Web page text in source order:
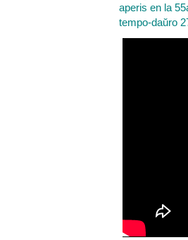
aperis en la
tempo-daŭro